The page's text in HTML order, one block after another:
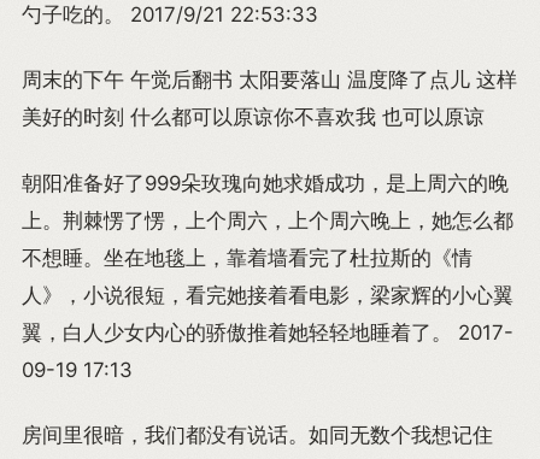
勺子吃的。 2017/9/21 22:53:33
周末的下午 午觉后翻书 太阳要落山 温度降了点儿 这样
美好的时刻 什么都可以原谅你不喜欢我 也可以原谅
朝阳准备好了999朵玫瑰向她求婚成功，是上周六的晚
上。荆棘愣了愣，上个周六，上个周六晚上，她怎么都
不想睡。坐在地毯上，靠着墙看完了杜拉斯的《情
人》，小说很短，看完她接着看电影，梁家辉的小心翼
翼，白人少女内心的骄傲推着她轻轻地睡着了。 2017-
09-19 17:13
房间里很暗，我们都没有说话。如同无数个我想记住